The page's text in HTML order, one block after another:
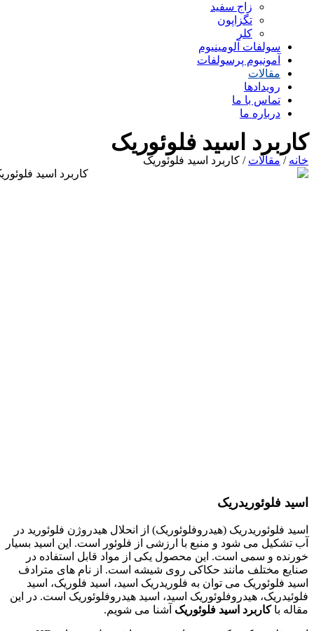
زاج سفید
تگزاپون
کلر
سولفات آلومینیوم
آمونیوم پرسولفات
مقالات
رویدادها
تماس با ما
درباره ما
کاربرد اسید فلوئوریک
خانه / مقالات / کاربرد اسید فلوئوریک
اسید فلوئوریدریک
اسید فلوئوریدریک (هیدروفلوئوریک) از انحلال هیدروژن فلوئورید در
آب تشکیل می شود و منبع با ارزشی از فلوئور است. این اسید بسیار
خورنده و سمی است. این محصول یکی از مواد قابل استفاده در
صنایع مختلف مانند حکاکی روی شیشه است. از نام های مترادف
اسید فلوئوریک می توان به فلوریدریک اسید، اسید فلوریک، اسید
فلوئیدریک، هیدروفلوئوریک اسید، اسید هیدروفلوئوریک است. در این
مقاله باکاربرد اسید فلوئوریک آشنا می شویم.